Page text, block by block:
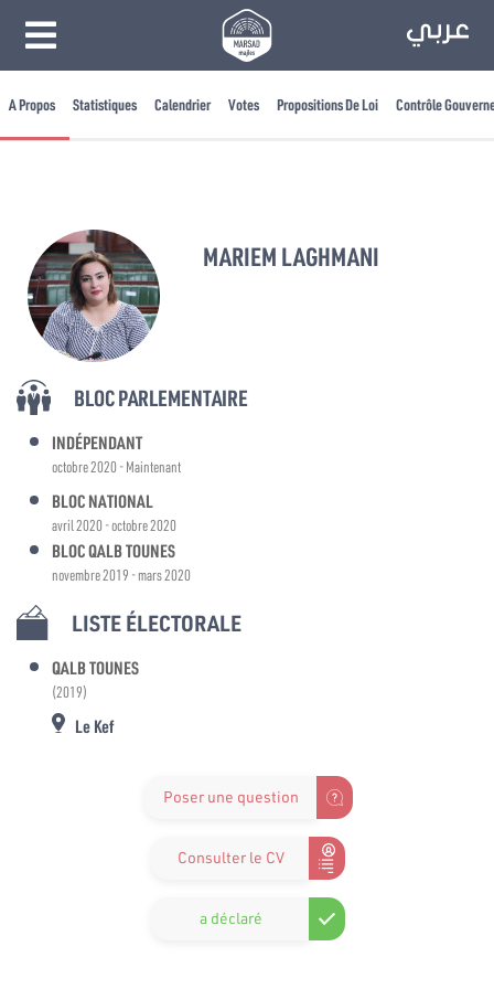
A Propos Statistiques Calendrier Votes Propositions De Loi Contrôle
MARIEM LAGHMANI
BLOC PARLEMENTAIRE
INDÉPENDANT
octobre 2020 - Maintenant
BLOC NATIONAL
avril 2020 - octobre 2020
BLOC QALB TOUNES
novembre 2019 - mars 2020
LISTE ÉLECTORALE
QALB TOUNES
(2019)
Le Kef
Poser une question
Consulter le CV
a déclaré